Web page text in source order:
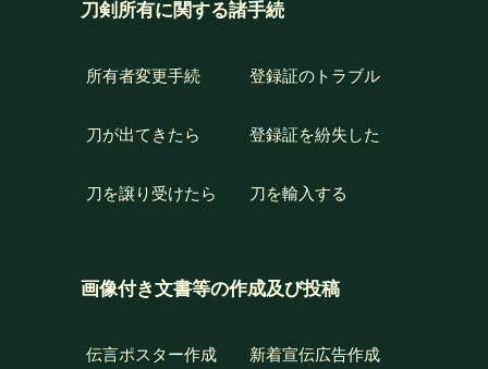
刀剣所有に関する諸手続
所有者変更手続 登録証のトラブル
刀が出てきたら 登録証を紛失した
刀を譲り受けたら 刀を輸入する
画像付き文書等の作成及び投稿
伝言ポスター作成 新着宣伝広告作成